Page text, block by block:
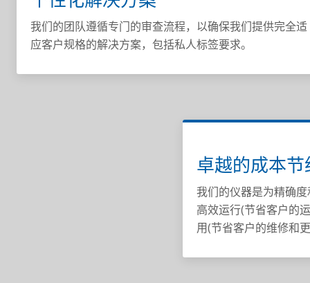
我们的团队遵循专门的审查流程，以确保我们提供完全适
应客户规格的解决方案，包括私人标签要求。
卓越的成本节
我们的仪器是为精确
高效运行(节省客户的
用(节省客户的维修和